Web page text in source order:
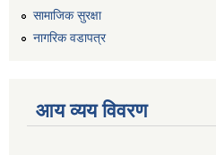
सामाजिक सुरक्षा
नागरिक वडापत्र
आय व्यय विवरण